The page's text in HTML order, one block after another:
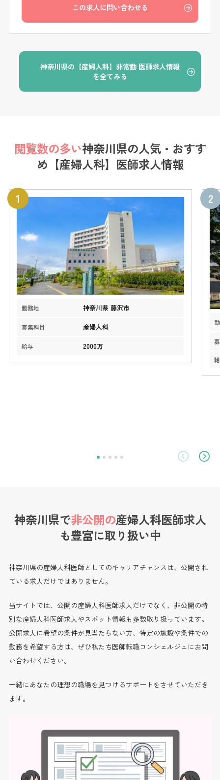
この求人に問い合わせる
神奈川県の【産婦人科】非常勤 医師求人情報
を全てみる
閲覧数の多い神奈川県の人気・おすす
め【産婦人科】医師求人情報
勤務地 神奈川県 藤沢市
募集科目 産婦人科
給与 2000万
神奈川県で非公開の産婦人科医師求人
も豊富に取り扱い中
神奈川県の産婦人科医師としてのキャリアチャンスは、公開され
ている求人だけではありません。
当サイトでは、公開の産婦人科医師求人だけでなく、非公開の特
別な産婦人科医師求人やスポット情報も多数取り扱っています。
公開求人に希望の条件が見当たらない方、特定の施設や条件での
勤務を希望する方は、ぜひ私たち医師転職コンシェルジュにお問
い合わせください。
一緒にあなたの理想の職場を見つけるサポートをさせていただき
ます。